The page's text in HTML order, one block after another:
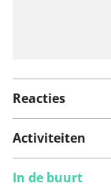
Reacties
Activiteiten
In de buurt